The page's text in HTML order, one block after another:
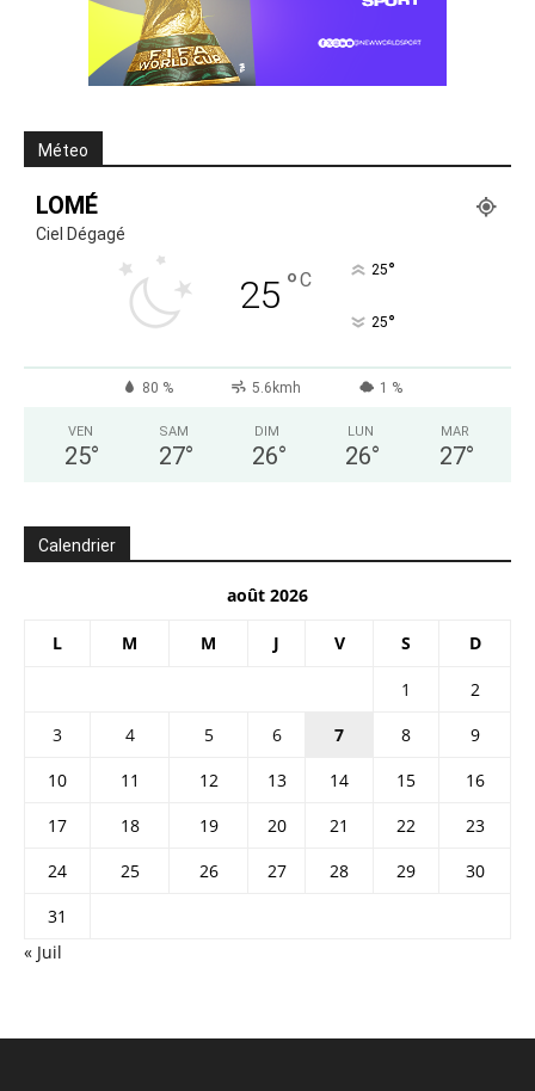
Méteo
LOMÉ
Ciel Dégagé
25 °C 25°
25°
80 % 5.6kmh 1 %
VEN
25°
SAM
27°
DIM
26°
LUN
26°
MAR
27°
Calendrier
août 2026
L M M J V S D
1
2
3
4 5 6 7 8
9
10
11 12 13 14 15
16
17
18 19 20 21 22
23
24
25 26 27 28 29
30
31
« Juil